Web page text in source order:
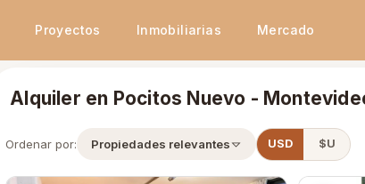
Proyectos Inmobiliarias Mercado
Alquiler en Pocitos Nuevo -
Ordenar por: Propiedades relevantes USD $U